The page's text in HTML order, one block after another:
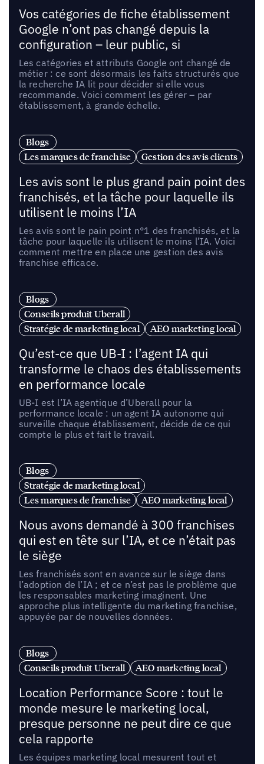
Vos catégories de fiche établissement
Google n’ont pas changé depuis la
configuration – leur public, si
Les catégories et attributs Google ont changé de
métier : ce sont désormais les faits structurés que
la recherche IA lit pour décider si elle vous
recommande. Voici comment les gérer – par
établissement, à grande échelle.
Blogs
Les marques de franchise
Gestion des avis clients
Les avis sont le plus grand pain point des
franchisés, et la tâche pour laquelle ils
utilisent le moins l’IA
Les avis sont le pain point n°1 des franchisés, et la
tâche pour laquelle ils utilisent le moins l’IA. Voici
comment mettre en place une gestion des avis
franchise efficace.
Blogs
Conseils produit Uberall
Stratégie de marketing local
AEO marketing local
Qu’est-ce que UB-I : l’agent IA qui
transforme le chaos des établissements
en performance locale
UB-I est l’IA agentique d’Uberall pour la
performance locale : un agent IA autonome qui
surveille chaque établissement, décide de ce qui
compte le plus et fait le travail.
Blogs
Stratégie de marketing local
Les marques de franchise
AEO marketing local
Nous avons demandé à 300 franchises
qui est en tête sur l’IA, et ce n’était pas
le siège
Les franchisés sont en avance sur le siège dans
l’adoption de l’IA ; et ce n’est pas le problème que
les responsables marketing imaginent. Une
approche plus intelligente du marketing franchise,
appuyée par de nouvelles données.
Blogs
Conseils produit Uberall
AEO marketing local
Location Performance Score : tout le
monde mesure le marketing local,
presque personne ne peut dire ce que
cela rapporte
Les équipes marketing local mesurent tout et